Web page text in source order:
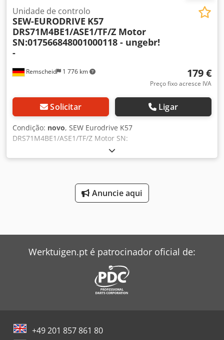
Remscheid 1 776 km
Unidade de controlo
SEW-EURODRIVE K57
DRS71M4BE1/ASE1/TF/Z Motor
SN:017566848001000118 - ungebr!
-
179 €
Preço fixo acresce IVA
Solicitar Ligar
Condição: novo, SEW Eurodrive K57
DRS71M4BE1/ASE1/TF/Z Motor SN:
01.7566848001.0001.18,não utilizado, 100% funcional,
âmbito de fornecimento de acordo com as fotos Dedpfxjl
Anuncie aqui
Werktuigen.pt é patrocinador oficial de:
+49 201 857 861 80